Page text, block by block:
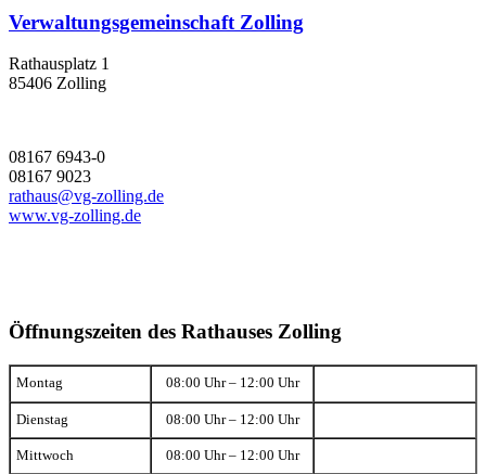
Verwaltungsgemeinschaft Zolling
Rathausplatz 1
85406 Zolling
08167 6943-0
08167 9023
rathaus@vg-zolling.de
www.vg-zolling.de
Öffnungszeiten des Rathauses Zolling
Montag 08:00 Uhr – 12:00 Uhr
Dienstag 08:00 Uhr – 12:00 Uhr
Mittwoch 08:00 Uhr – 12:00 Uhr